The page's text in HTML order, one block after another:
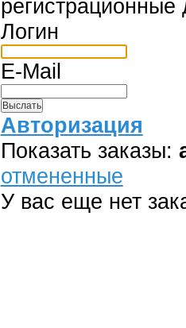
Логин
E-Mail
Авторизация
Показать заказы:
отмененные
У вас еще нет